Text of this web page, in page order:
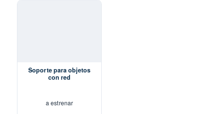
Soporte para objetos
con red
a estrenar